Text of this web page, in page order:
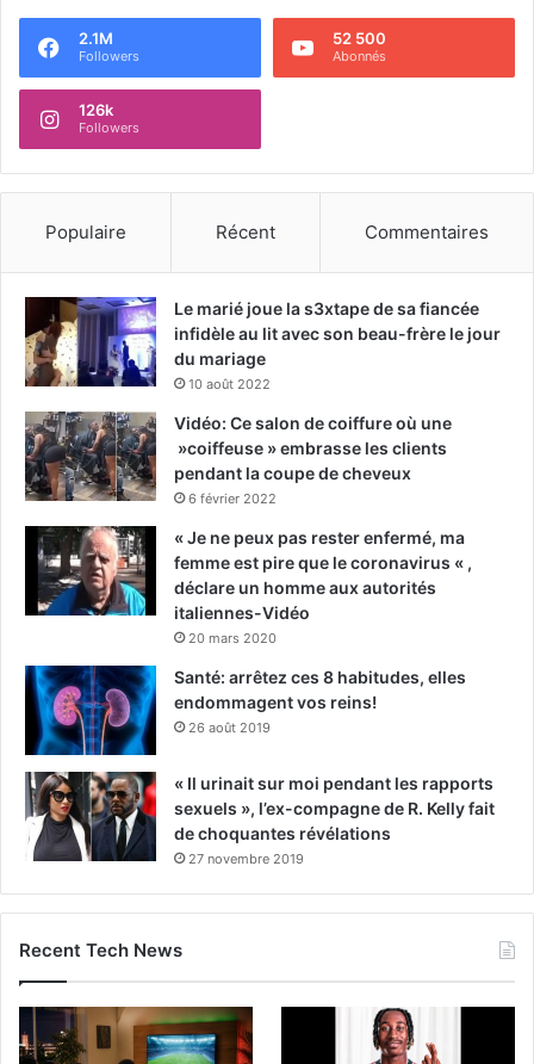
2.1M
Followers
52 500
Abonnés
126k
Followers
Populaire Récent Commentaires
Le marié joue la s3xtape de sa fiancée
infidèle au lit avec son beau-frère le jour
du mariage
10 août 2022
Vidéo: Ce salon de coiffure où une
»coiffeuse » embrasse les clients
pendant la coupe de cheveux
6 février 2022
« Je ne peux pas rester enfermé, ma
femme est pire que le coronavirus « ,
déclare un homme aux autorités
italiennes-Vidéo
20 mars 2020
Santé: arrêtez ces 8 habitudes, elles
endommagent vos reins!
26 août 2019
« Il urinait sur moi pendant les rapports
sexuels », l’ex-compagne de R. Kelly fait
de choquantes révélations
27 novembre 2019
Recent Tech News